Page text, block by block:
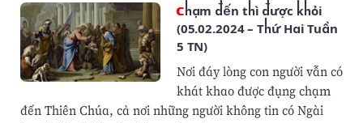
Chạm đến thì được khỏi
(05.02.2024 – Thứ Hai Tuần
5 TN)
Nơi đáy lòng con người vẫn có
khát khao được đụng chạm
đến Thiên Chúa, cả nơi những người không tin có Ngài